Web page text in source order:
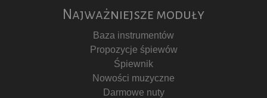
Najważniejsze moduły
Baza instrumentów
Propozycje śpiewów
Śpiewnik
Nowości muzyczne
Darmowe nuty